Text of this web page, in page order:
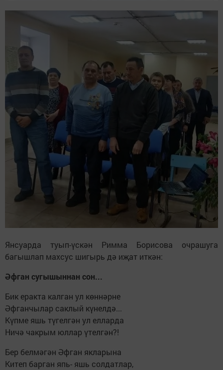
Янсуарда туып-үскән Римма Борисова очрашуга
багышлап махсус шигырь дә иҗат иткән:
Әфган сугышыннан сон...
Бик еракта калган ул көннәрне
Әфганчылар саклый күнелдә...
Күпме яшь түгелгән ул елларда
Ничә чакрым юллар үтелгән?!
Бер белмәгән Әфган якларына
Китеп барган япь- яшь солдатлар,